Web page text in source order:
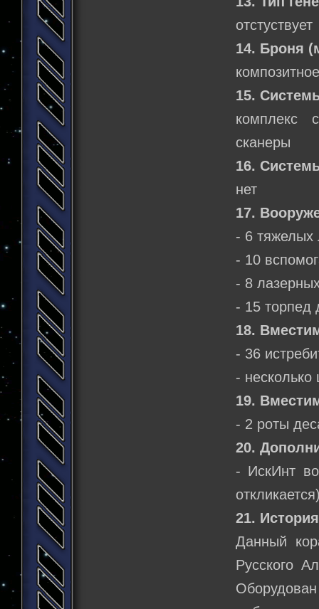
отстуствует
14. Броня
15.
комплекс
сканеры
16.
нет
17.
- 6 тяжелых
- 10
- 8
- 15 торпед
18.
- 36
- несколько
19.
- 2 роты
20.
- ИскИнт
21.
Данный
Русского